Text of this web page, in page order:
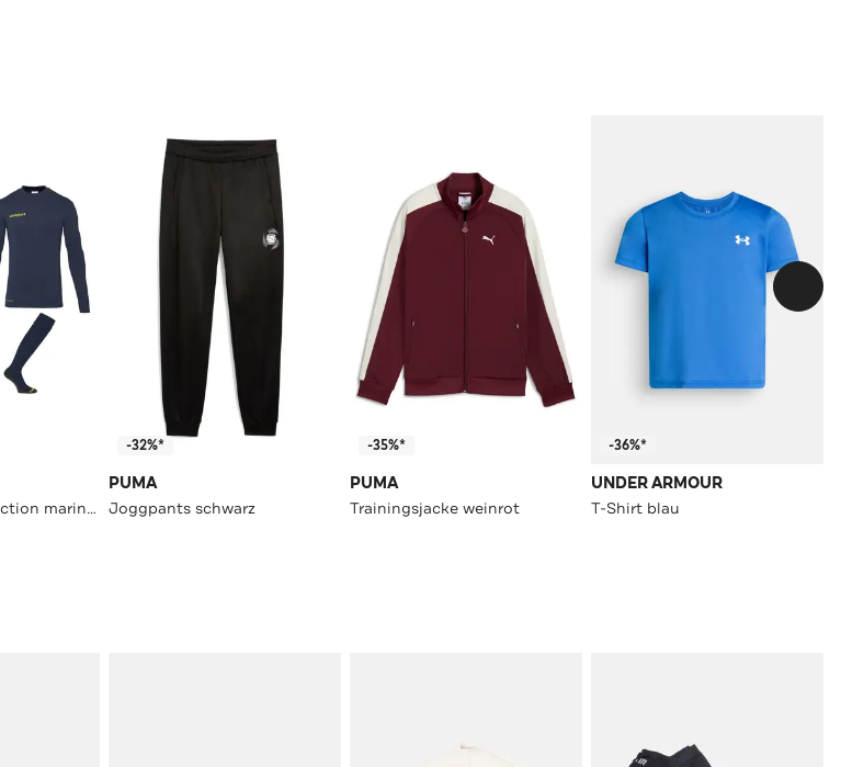
Torwart-Set Prediction marine/fluo gelb
-32%*
PUMA
Joggpants schwarz
-35%*
PUMA
Trainingsjacke weinrot
-36%*
UNDER ARMOUR
T-Shirt blau